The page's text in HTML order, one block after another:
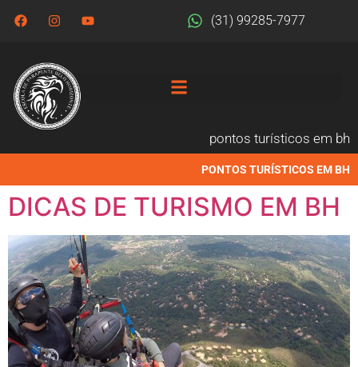
(31) 99285-7977
pontos turísticos em bh
PONTOS TURÍSTICOS EM BH
DICAS DE TURISMO EM BH